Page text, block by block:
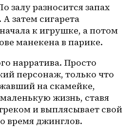
залу разносится запах
затем сигарета
к игрушке, а потом
манекена в парике.
нарратива. Просто
персонаж, только что
на скамейке,
жизнь, ставя
и выплясывает свой
время джинглов.